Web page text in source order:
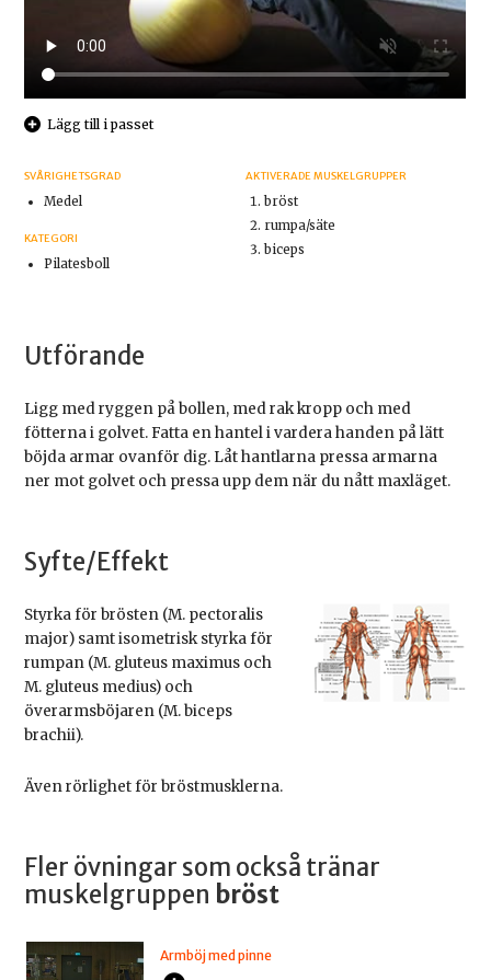
Lägg till i passet
SVÅRIGHETSGRAD
Medel
KATEGORI
Pilatesboll
AKTIVERADE MUSKELGRUPPER
bröst
rumpa/säte
biceps
Utförande
Ligg med ryggen på bollen, med rak kropp och med
fötterna i golvet. Fatta en hantel i vardera handen på lätt
böjda armar ovanför dig. Låt hantlarna pressa armarna
ner mot golvet och pressa upp dem när du nått maxläget.
Syfte/Effekt
Styrka för brösten (M. pectoralis
major) samt isometrisk styrka för
rumpan (M. gluteus maximus och
M. gluteus medius) och
överarmsböjaren (M. biceps
brachii).
Även rörlighet för bröstmusklerna.
Fler övningar som också tränar
muskelgruppen bröst
Armböj med pinne